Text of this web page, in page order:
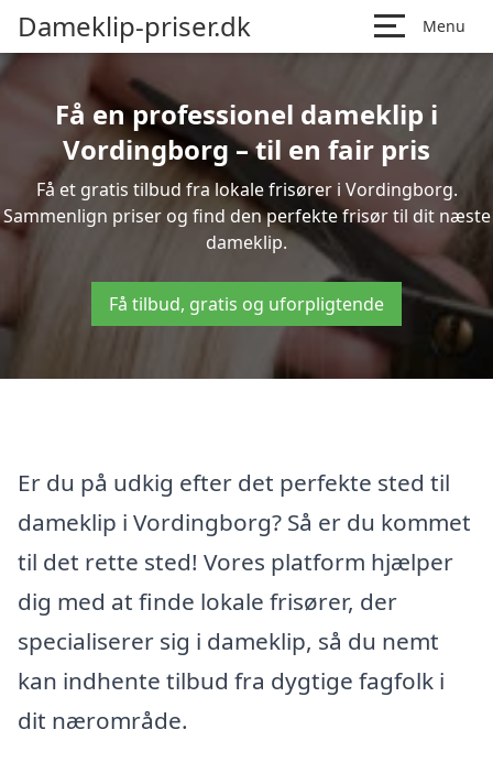
Dameklip-priser.dk Menu
Få en professionel dameklip i
Vordingborg – til en fair pris
Få et gratis tilbud fra lokale frisører i Vordingborg.
Sammenlign priser og find den perfekte frisør til dit næste
dameklip.
Få tilbud, gratis og uforpligtende
Er du på udkig efter det perfekte sted til
dameklip i Vordingborg? Så er du kommet
til det rette sted! Vores platform hjælper
dig med at finde lokale frisører, der
specialiserer sig i dameklip, så du nemt
kan indhente tilbud fra dygtige fagfolk i
dit nærområde.